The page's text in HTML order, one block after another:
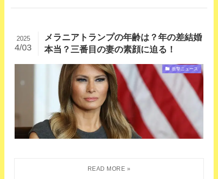
メラニアトランプの年齢は？年の差結婚
本当？三番目の妻の素顔に迫る！
2025
4/03
衝撃ニュース